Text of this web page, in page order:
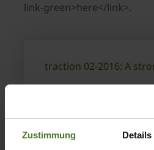
Zustimmung Details
link-green>here</link>.
traction 02-2016: A